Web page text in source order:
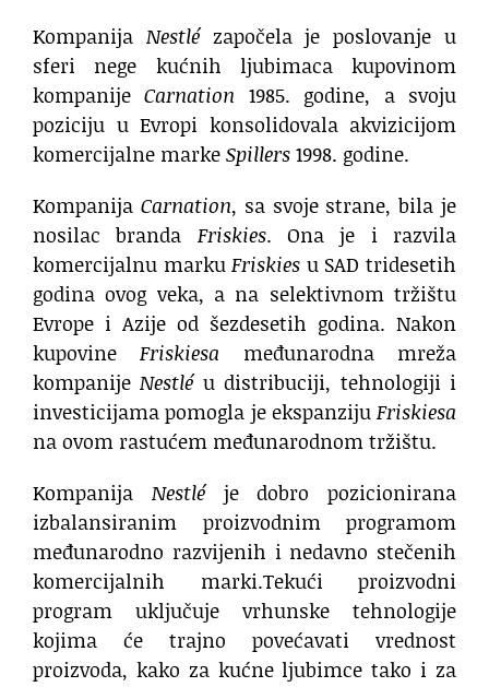
Kompanija Nestlézapočela je poslovanje u
sferi nege kućnih ljubimaca kupovinom
kompanijeCarnation 1985. godine, a svoju
poziciju u Evropi konsolidovala akvizicijom
komercijalne markeSpillers1998. godine.
Kompanija Carnation, sa svoje strane, bila je
nosilac branda Friskies. Ona je i razvila
komercijalnu markuFriskies u SAD tridesetih
godina ovog veka, a na selektivnom tržištu
Evrope i Azije od šezdesetih godina. Nakon
kupovineFriskiesa međunarodna mreža
kompanijeNestléu distribuciji, tehnologiji i
investicijama pomogla je ekspanzijuFriskiesa
na ovom rastućem međunarodnom tržištu.
Kompanija Nestléje dobro pozicionirana
izbalansiranim proizvodnim programom
međunarodno razvijenih i nedavno stečenih
komercijalnih marki.Tekući proizvodni
program uključuje vrhunske tehnologije
kojima će trajno povećavati vrednost
proizvoda, kako za kućne ljubimce tako i za